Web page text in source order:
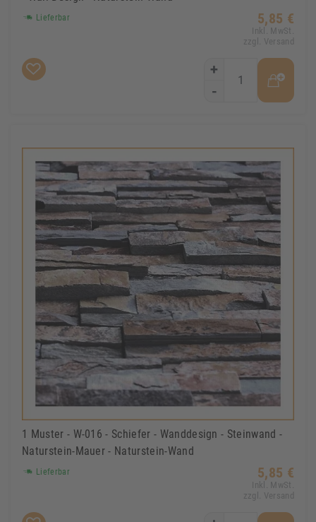
Lieferbar 5,85 €
Inkl. MwSt.
zzgl. Versand
+
-
1 Muster - W-016 - Schiefer - Wanddesign - Steinwand -
Naturstein-Mauer - Naturstein-Wand
Lieferbar 5,85 €
Inkl. MwSt.
zzgl. Versand